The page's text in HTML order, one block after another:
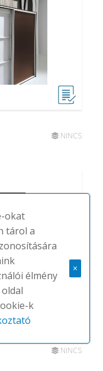
NINCS
NINCS
okat
tárol a
élmény
k
×